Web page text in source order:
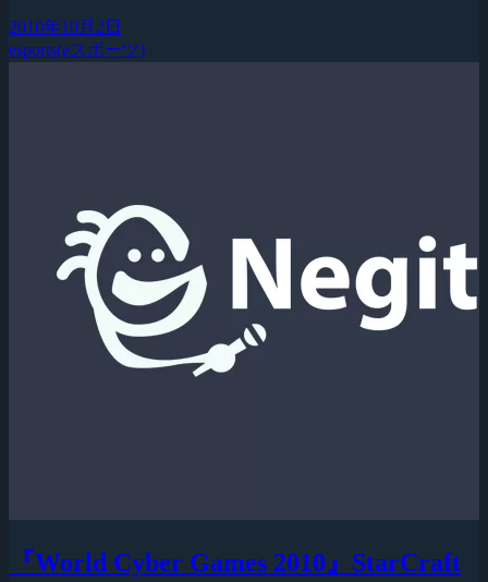
2010年10月2日
esports(eスポーツ)
『World Cyber Games 2010』StarCraft